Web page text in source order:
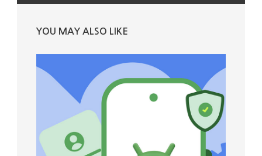
YOU MAY ALSO LIKE